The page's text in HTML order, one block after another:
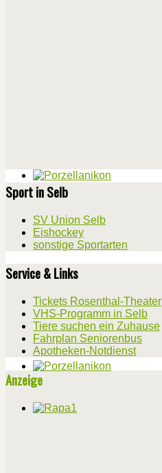
Sport in Selb
SV Union Selb
Eishockey
sonstige Sportarten
Service & Links
Tickets Rosenthal-Theater
VHS-Programm in Selb
Tiere suchen ein Zuhause
Fahrplan Seniorenbus
Apotheken-Notdienst
Anzeige